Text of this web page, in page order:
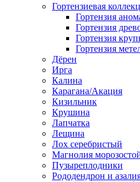
Гортензиевая
Гортензия
Гортензия
Гортензия
Гортензия
Дёрен
Ирга
Калина
Карагана/Акация
Кизильник
Крушина
Лапчатка
Лещина
Лох серебристый
Магнолия
Пузыреплодники
Рододендрон и